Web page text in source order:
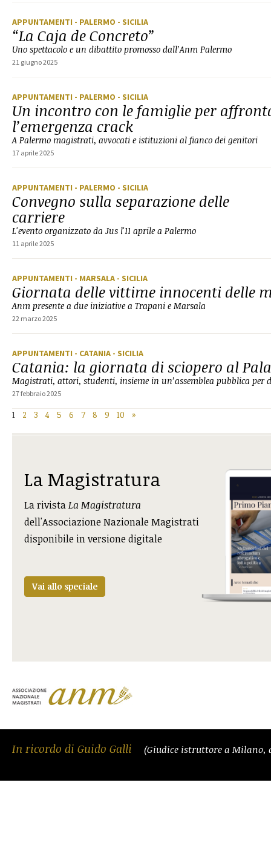
APPUNTAMENTI - PALERMO - SICILIA
“La Caja de Concreto”
Uno spettacolo e un dibattito promosso dall’Anm Palermo
21 giugno 2025
APPUNTAMENTI - PALERMO - SICILIA
Un incontro con le famiglie per
l’emergenza crack
A Palermo magistrati, avvocati e istituzioni al fianco dei genitori
17 aprile 2025
APPUNTAMENTI - PALERMO - SICILIA
Convegno sulla separazione delle
carriere
L'evento organizzato da Jus l'11 aprile a Palermo
11 aprile 2025
APPUNTAMENTI - MARSALA - SICILIA
Giornata delle vittime innocenti delle
Anm presente a due iniziative a Trapani e Marsala
22 marzo 2025
APPUNTAMENTI - CATANIA - SICILIA
Catania: la giornata di sciopero al
Magistrati, attori, studenti, insieme in un’assemblea pubblica per
27 febbraio 2025
1 2 3 4 5 6 7 8 9 10 »
La Magistratura
La rivistaLa Magistratura
dell'Associazione Nazionale Magistrati
disponibile in versione digitale
Vai allo speciale
In ricordo di Guido Galli (Giudice istruttore a Milano,